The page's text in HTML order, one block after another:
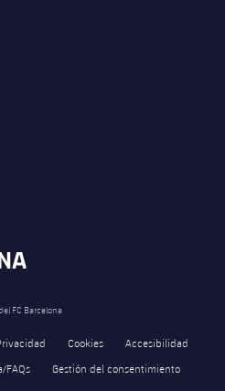
FC Barcelona
Cookies
Accesibilidad
FAQs
Gestión del consentimiento